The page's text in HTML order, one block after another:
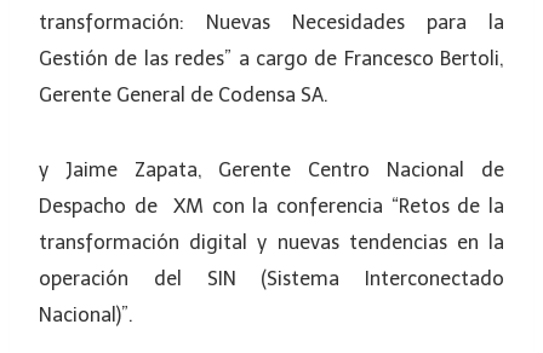
transformación: Nuevas Necesidades para la
Gestión de las redes” a cargo de Francesco Bertoli,
Gerente General de Codensa SA.
y Jaime Zapata, Gerente Centro Nacional de
Despacho de XM con la conferencia “Retos de la
transformación digital y nuevas tendencias en la
operación del SIN (Sistema Interconectado
Nacional)”.